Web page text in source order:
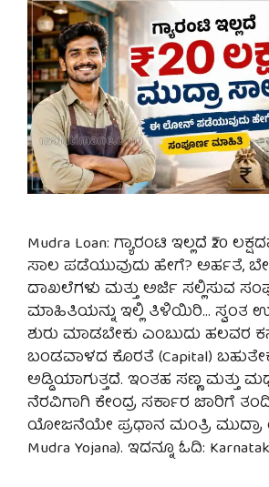
Mudra Loan: ಗ್ಯಾರಂಟಿ ಇಲ್ಲದೆ ₹20
ಸಾಲ ಪಡೆಯುವುದು ಹೇಗೆ? ಅರ್ಹತೆ,
ದಾಖಲೆಗಳು ಮತ್ತು ಅರ್ಜಿ ಸಲ್ಲಿಸುವ
ಮಾಹಿತಿಯನ್ನು ಇಲ್ಲಿ ತಿಳಿಯಿರಿ… ಸ್ವಂತ
ಶುರು ಮಾಡಬೇಕು ಎಂಬುದು ಹಲವರ
ಬಂಡವಾಳದ ಕೊರತೆ (Capital)
ಅಡ್ಡಿಯಾಗುತ್ತದೆ. ಇಂತಹ ಸಣ್ಣ ಮತ್ತು
ನೆರವಿಗಾಗಿ ಕೇಂದ್ರ ಸರ್ಕಾರ ಜಾರಿಗೆ
ಯೋಜನೆಯೇ ಪ್ರಧಾನ ಮಂತ್ರಿ
Mudra Yojana). ಇದನ್ನೂ ಓದಿ: